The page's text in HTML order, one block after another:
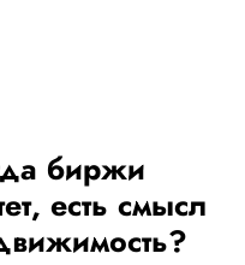
биржи
есть смысл